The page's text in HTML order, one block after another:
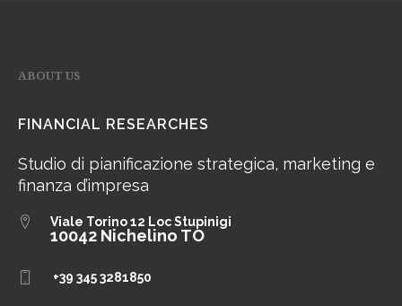
ABOUT US
FINANCIAL RESEARCHES
Studio di pianificazione strategica, marketing e
finanza d’impresa
Viale Torino 12 Loc Stupinigi
10042 Nichelino TO
+39 345 3281850